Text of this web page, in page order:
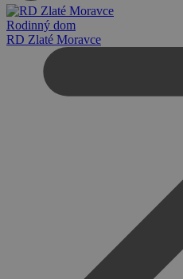
Rodinný dom
RD Zlaté Moravce